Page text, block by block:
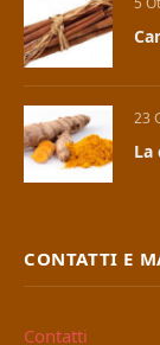
23
La
CONTATTI E
Contatti